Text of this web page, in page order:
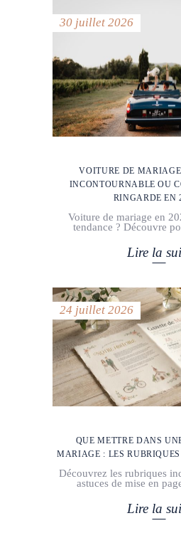
30 juillet 2026
VOITURE DE
INCONTOURNABLE OU
RINGARDE EN
Voiture de mariage en
tendance ? Découvre
Lire la
24 juillet 2026
QUE METTRE DANS
MARIAGE : LES
Découvrez les rubriques
astuces de mise en
Lire la